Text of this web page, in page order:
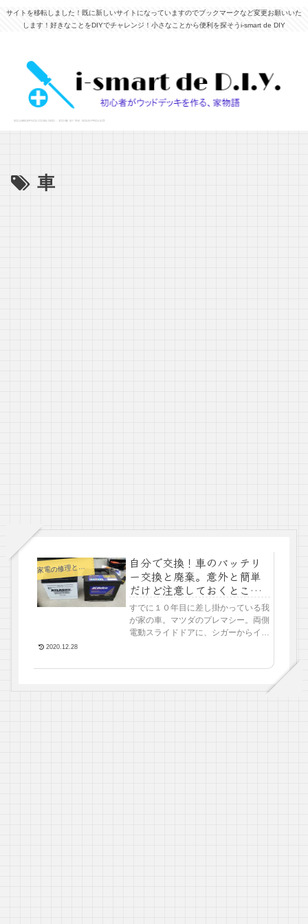
サイトを移転しました！既に新しいサイトになっていますのでブックマークなど変更お願いいた
します！好きなことをDIYでチャレンジ！小さなことから便利を探そうi-smart de DIY
車
家 電の修理とメンテナンス
自分で交換！車のバッテリ
ー交換と廃棄。意外と簡単
だけど注意しておくところ
も！
すでに１０年目に差し掛かっている我
が家の車。マツダのプレマシー。両側
電動スライドドアに、シガーからイン
う。さらに平日は買い物のちょこ乗...
2020.12.28